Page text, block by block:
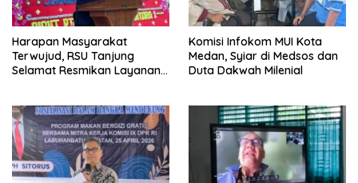
Harapan Masyarakat
Terwujud, RSU Tanjung
Selamat Resmikan Layanan
Komisi Infokom MUI Kota
Medan, Syiar di Medsos dan
Duta Dakwah Milenial